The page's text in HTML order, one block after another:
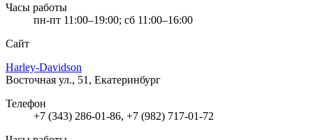
Часы работы
пн-пт 11:00–19:00; сб 11:00–16:00
Сайт
Harley-Davidson
Восточная ул., 51, Екатеринбург
Телефон
+7 (343) 286-01-86, +7 (982) 717-01-72